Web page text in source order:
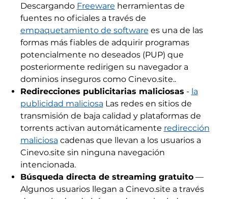
Descargando Freeware herramientas de
fuentes no oficiales a través de
empaquetamiento de software es una de las
formas más fiables de adquirir programas
potencialmente no deseados (PUP) que
posteriormente redirigen su navegador a
dominios inseguros como Cinevo.site..
Redirecciones publicitarias maliciosas - la
publicidad maliciosa Las redes en sitios de
transmisión de baja calidad y plataformas de
torrents activan automáticamente redirección
maliciosa cadenas que llevan a los usuarios a
Cinevo.site sin ninguna navegación
intencionada.
Búsqueda directa de streaming gratuito—
Algunos usuarios llegan a Cinevo.site a través